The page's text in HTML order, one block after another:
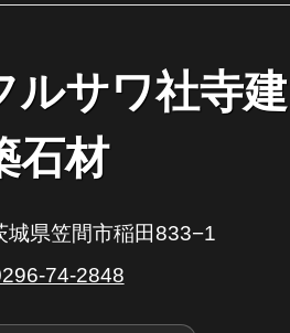
ルサワ社寺建
石材
城県笠間市稲田833−1
74-2848